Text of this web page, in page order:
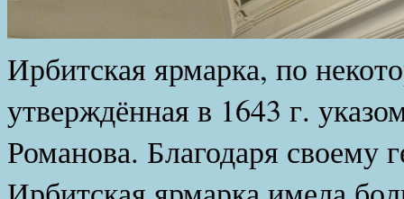
Ирбитская ярмарка, по
утверждённая в 1643 г.
Романова. Благодаря своему